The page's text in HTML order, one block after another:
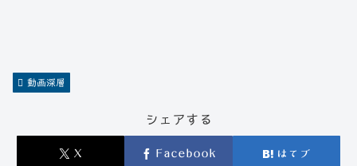
動画深層
シェアする
X Facebook はてブ